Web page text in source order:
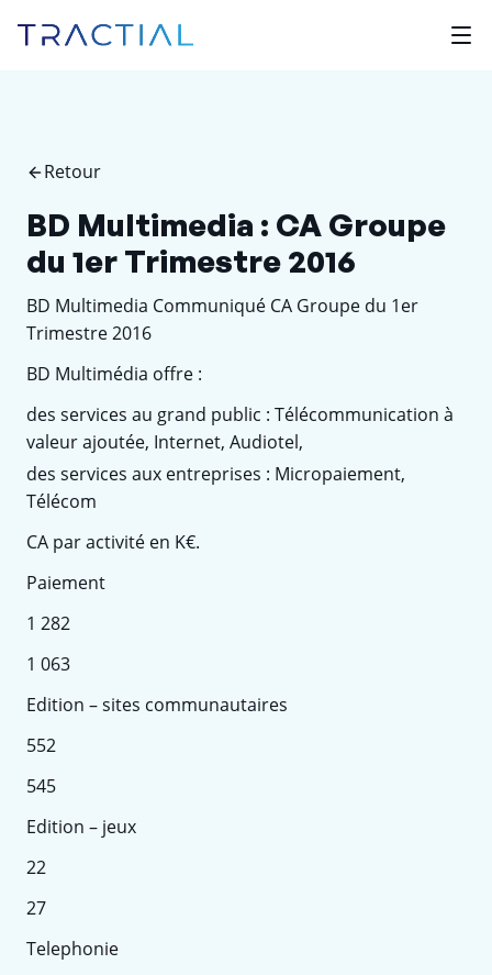
Retour
BD Multimedia : CA Groupe
du 1er Trimestre 2016
BD Multimedia Communiqué CA Groupe du 1er
Trimestre 2016
BD Multimédia offre :
des services au grand public : Télécommunication à
valeur ajoutée, Internet, Audiotel,
des services aux entreprises : Micropaiement,
Télécom
CA par activité en K€.
Paiement
1 282
1 063
Edition – sites communautaires
552
545
Edition – jeux
22
27
Telephonie